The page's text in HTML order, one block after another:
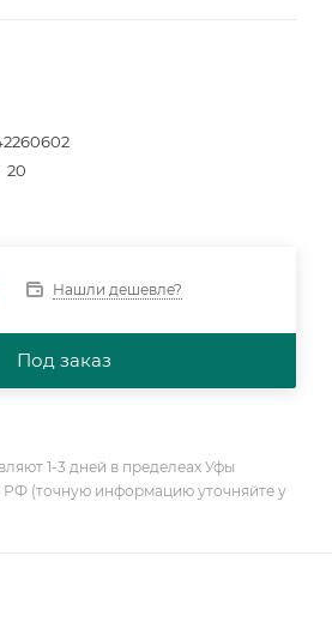
20
Нашли дешевле?
Под заказ
1-3 дней в пределеах Уфы
РФ (точную информацию уточняйте у